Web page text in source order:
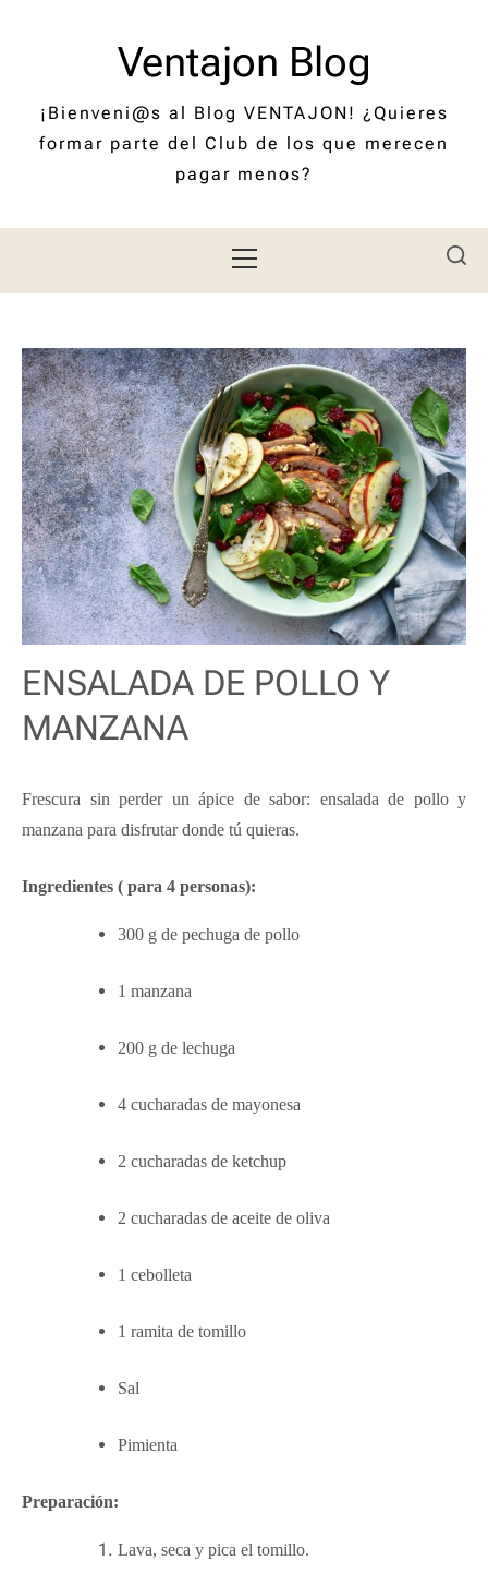
Ventajon Blog
¡Bienveni@s al Blog VENTAJON! ¿Quieres
formar parte del Club de los que merecen
pagar menos?
principal
ENSALADA DE POLLO Y
MANZANA
Frescura sin perder un ápice de sabor: ensalada de pollo y
manzana para disfrutar donde tú quieras.
Ingredientes ( para 4 personas):
300 g de pechuga de pollo
1 manzana
200 g de lechuga
4 cucharadas de mayonesa
2 cucharadas de ketchup
2 cucharadas de aceite de oliva
1 cebolleta
1 ramita de tomillo
Sal
Pimienta
Preparación:
Lava, seca y pica el tomillo.